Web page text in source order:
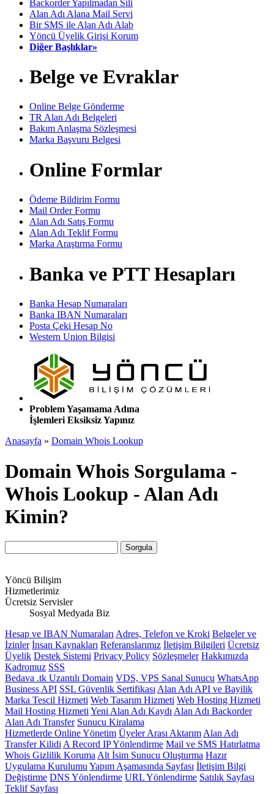
Backorder Yapılmadan Sili
Alan Adı Alana Mail Servi
Bir SMS ile Alan Adı Alab
Yöncü Üyelik Girişi Korum
Diğer Başlıklar»
Belge ve Evraklar
Online Belge Gönderme
TR Alan Adı Belgeleri
Bakım Anlaşma Sözleşmesi
Marka Başvuru Belgesi
Online Formlar
Ödeme Bildirim Formu
Mail Order Formu
Alan Adı Satış Formu
Alan Adı Teklif Formu
Marka Araştırma Formu
Banka ve PTT Hesapları
Banka Hesap Numaraları
Banka IBAN Numaraları
Posta Çeki Hesap No
Western Union Bilgisi
Problem Yaşamama Adına
İşlemleri Eksiksiz Yapınız
Anasayfa » Domain Whois Lookup
Domain Whois Sorgulama -
Whois Lookup - Alan Adı
Kimin?
Sorgula
Yöncü Bilişim
Hizmetlerimiz
Ücretsiz Servisler
Sosyal Medyada Biz
Hesap ve IBAN Numaraları Adres, Telefon ve Kroki Belgeler ve
İzinler İnsan Kaynakları Referanslarımız İletişim Bilgileri Ücretsiz
Üyelik Destek Sistemi Privacy Policy Sözleşmeler Hakkımızda
Kadromuz SSS
Bedava .tk Uzantılı Domain VDS, VPS Sanal Sunucu WhatsApp
Business API SSL Güvenlik Sertifikası Alan Adı API ve Bayilik
Marka Tescil Hizmeti Web Tasarım Hizmeti Web Hosting Hizmeti
Mail Hosting Hizmeti Yeni Alan Adı Kaydı Alan Adı Backorder
Alan Adı Transfer Sunucu Kiralama
Hizmetlerde Online Yönetim Üyeler Arası Aktarım Alan Adı
Transfer Kilidi A Record IP Yönlendirme Mail ve SMS Hatırlatma
Whois Gizlilik Koruma Alt İsim Sunucu Oluşturma Hazır
Uygulama Kurulumu Yapım Aşamasında Sayfası İletişim Bilgi
Değiştirme DNS Yönlendirme URL Yönlendirme Satılık Sayfası
Teklif Sayfası